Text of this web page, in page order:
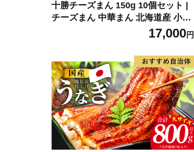
十勝チーズまん 150g 10個セット |
チーズまん 中華まん 北海道産 小分
け 個包装 点心 簡単調理 レンジ レ
ンチン 電子レンジ 時短 冷凍 おやつ
ギフト 北海道 滝川市
17,000円